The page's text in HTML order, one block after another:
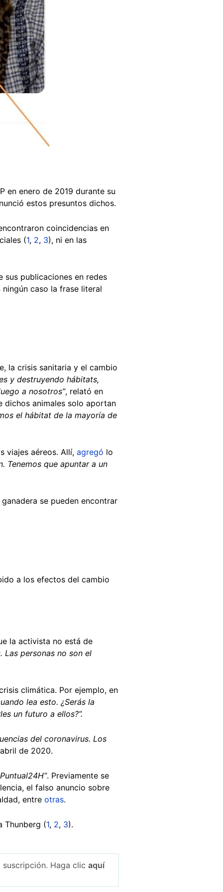
en enero de 2019 durante su
estos presuntos dichos.
coincidencias en
(1, 2, 3), ni en las
sus publicaciones en redes
caso la frase literal
la crisis sanitaria y el cambio
y destruyendo hábitats,
a nosotros”, relató en
dichos animales solo aportan
el hábitat de la mayoría de
viajes aéreos. Allí, agregó lo
Tenemos que apuntar a un
se pueden encontrar
a los efectos del cambio
la activista no está de
Las personas no son el
climática. Por ejemplo, en
lea esto. ¿Serás la
un futuro a ellos?”.
del coronavirus. Los
de 2020.
. Previamente se
el falso anuncio sobre
entre otras.
Thunberg (1, 2, 3).
Haga clic aquí